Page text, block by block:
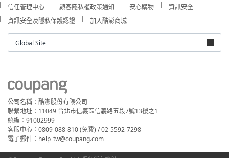
信任管理中心
顧客隱私權政策通知 安心購物
資訊安全
資訊安全及隱私保護認證
加入酷澎商城
Global Site
公司名稱：酷澎股份有限公司
聯繫地址：11049 台北市信義區信義路五段7號13樓之1
統編：91002999
客服中心：0809-088-810 (免費) / 02-5592-7298
電子郵件：help_tw@coupang.com